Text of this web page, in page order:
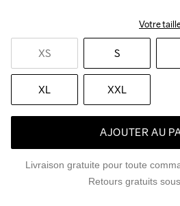
Votre
XS S
XL XXL
AJOUTER AU
Livraison gratuite pour toute
Retours gratuits